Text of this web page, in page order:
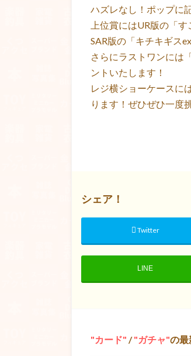
ハズレなし！ポップに
上位賞にはUR版の「
SAR版の「キチキギス
さらにラストワンには
ントいたします！
レジ横ショーケースに
ります！ぜひぜひ一度
シェア！
Twitter
LINE
カード / ガチャ の最